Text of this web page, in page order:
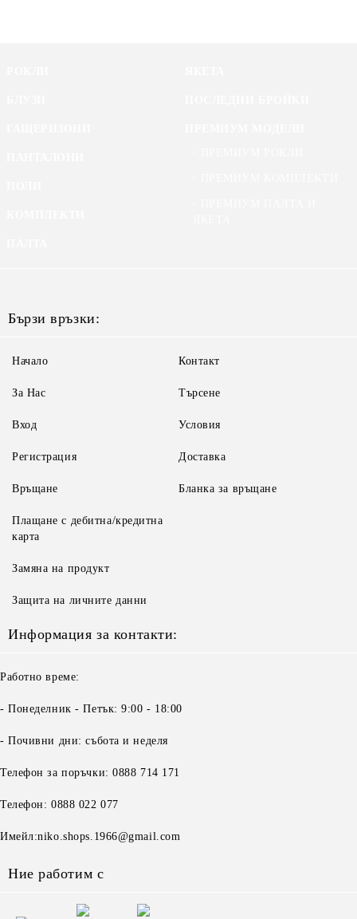
Бързи връзки:
Начало
За Нас
Вход
Регистрация
Контакт
Търсене
Условия
Доставка
Връщане
Плащане с дебитна/кредитна
карта
Замяна на продукт
Защита на личните данни
Бланка за връщане
Информация за контакти:
Работно време:
- Понеделник - Петък: 9:00 - 18:00
- Почивни дни: събота и неделя
Телефон за поръчки: 0888 714 171
Телефон: 0888 022 077
Имейл:niko.shops.1966@gmail.com
Ние работим с